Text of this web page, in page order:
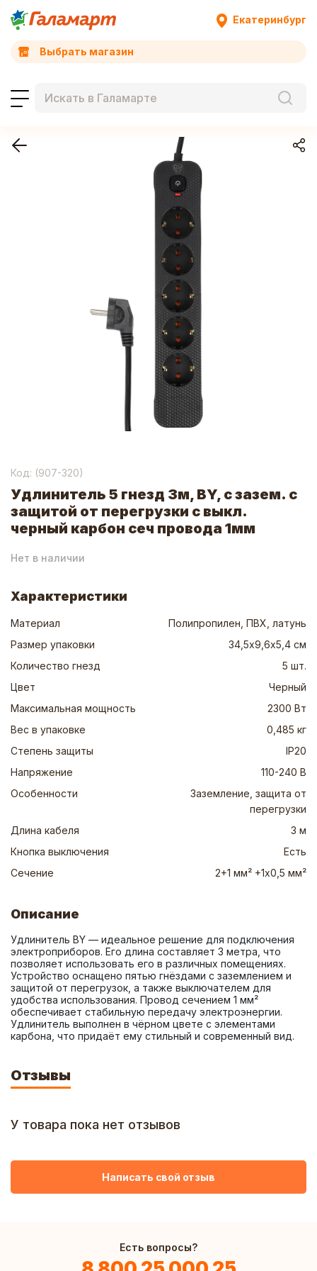
Екатеринбург
Выбрать магазин
Код: (907-320)
Удлинитель 5 гнезд 3м, BY, с зазем. с
защитой от перегрузки с выкл.
черный карбон сеч провода 1мм
Нет в наличии
Характеристики
Материал
Полипропилен, ПВХ, латунь
Размер упаковки
34,5х9,6х5,4 см
Количество гнезд
5 шт.
Цвет
Черный
Максимальная мощность
2300 Вт
Вес в упаковке
0,485 кг
Степень защиты
IP20
Напряжение
110-240 В
Особенности
Заземление, защита от
перегрузки
Длина кабеля
3 м
Кнопка выключения
Есть
Сечение
2+1 мм² +1х0,5 мм²
Описание
Удлинитель BY — идеальное решение для подключения
электроприборов. Его длина составляет 3 метра, что
позволяет использовать его в различных помещениях.
Устройство оснащено пятью гнёздами с заземлением и
защитой от перегрузок, а также выключателем для
удобства использования. Провод сечением 1 мм²
обеспечивает стабильную передачу электроэнергии.
Удлинитель выполнен в чёрном цвете с элементами
карбона, что придаёт ему стильный и современный вид.
Отзывы
У товара пока нет отзывов
Написать свой отзыв
Есть вопросы?